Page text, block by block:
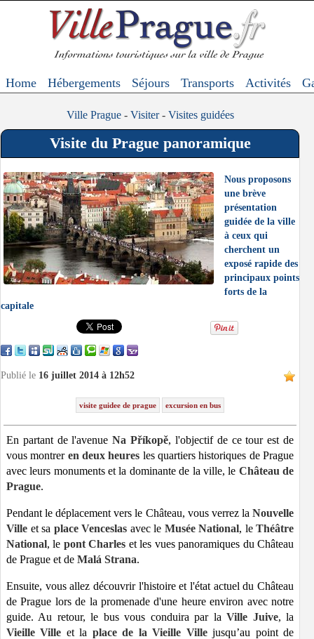
Home Hébergements Séjours Transports Activités
Ville Prague - Visiter - Visites guidées
Visite du Prague panoramique
Nous proposons
une brève
présentation
guidée de la ville
à ceux qui
cherchent un
exposé rapide des
principaux points
forts de la
capitale
Publié le 16 juillet 2014 à 12h52
visite guidee de prague excursion en bus
En partant de l'avenueNa Příkopě, l'objectif de ce tour est de
vous montrer en deux heures les quartiers historiques de Prague
avec leurs monuments et la dominante de la ville, le Château de
Prague.
Pendant le déplacement vers le Château, vous verrez la Nouvelle
Ville et sa place Venceslas avec le Musée National, le Théâtre
National, le pont Charles et les vues panoramiques du Château
de Prague et de Malá Strana.
Ensuite, vous allez découvrir l'histoire et l'état actuel du Château
de Prague lors de la promenade d'une heure environ avec notre
guide. Au retour, le bus vous conduira par laVille Juive, la
Vieille Ville et la place de la Vieille Villejusqu’au point de